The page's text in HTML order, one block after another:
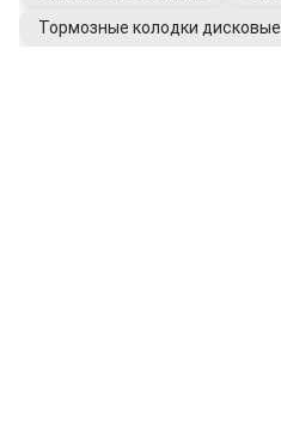
Тормозные колодки дисковые